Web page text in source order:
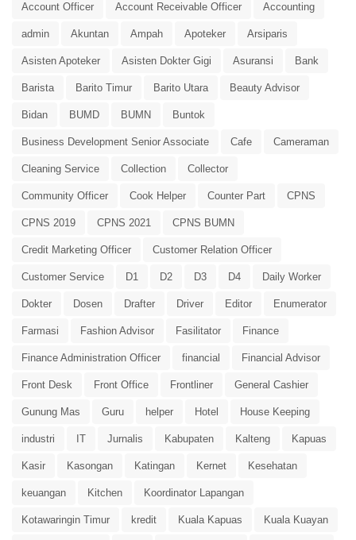
Account Officer Account Receivable Officer Accounting
admin Akuntan Ampah Apoteker Arsiparis
Asisten Apoteker Asisten Dokter Gigi Asuransi Bank
Barista Barito Timur Barito Utara Beauty Advisor
Bidan BUMD BUMN Buntok
Business Development Senior Associate Cafe Cameraman
Cleaning Service Collection Collector
Community Officer Cook Helper Counter Part CPNS
CPNS 2019 CPNS 2021 CPNS BUMN
Credit Marketing Officer Customer Relation Officer
Customer Service D1 D2 D3 D4 Daily Worker
Dokter Dosen Drafter Driver Editor Enumerator
Farmasi Fashion Advisor Fasilitator Finance
Finance Administration Officer financial Financial Advisor
Front Desk Front Office Frontliner General Cashier
Gunung Mas Guru helper Hotel House Keeping
industri IT Jurnalis Kabupaten Kalteng Kapuas
Kasir Kasongan Katingan Kernet Kesehatan
keuangan Kitchen Koordinator Lapangan
Kotawaringin Timur kredit Kuala Kapuas Kuala Kuayan